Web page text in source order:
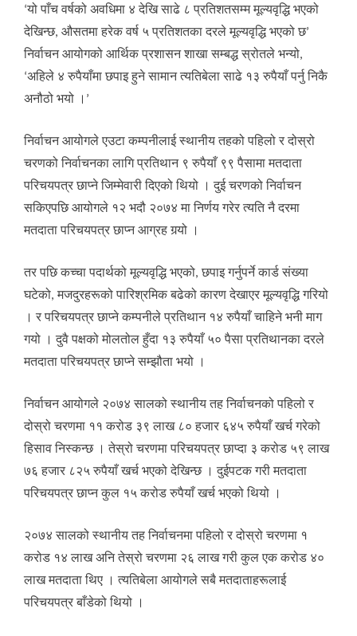
‘यो पाँच वर्षको अवधिमा ४ देखि साढे ८ प्रतिशतसम्म मूल्यवृद्धि भएको
देखिन्छ, औसतमा हरेक वर्ष ५ प्रतिशतका दरले मूल्यवृद्धि भएको छ’
निर्वाचन आयोगको आर्थिक प्रशासन शाखा सम्बद्ध स्रोतले भन्यो,
‘अहिले ४ रुपैयाँमा छपाइ हुने सामान त्यतिबेला साढे १३ रुपैयाँ पर्नु निकै
अनौठो भयो ।’
निर्वाचन आयोगले एउटा कम्पनीलाई स्थानीय तहको पहिलो र दोस्रो
चरणको निर्वाचनका लागि प्रतिथान ९ रुपैयाँ ९९ पैसामा मतदाता
परिचयपत्र छाप्ने जिम्मेवारी दिएको थियो । दुई चरणको निर्वाचन
सकिएपछि आयोगले १२ भदौ २०७४ मा निर्णय गरेर त्यति नै दरमा
मतदाता परिचयपत्र छाप्न आग्रह गर्‍यो ।
तर पछि कच्चा पदार्थको मूल्यवृद्धि भएको, छपाइ गर्नुपर्ने कार्ड संख्या
घटेको, मजदुरहरूको पारिश्रमिक बढेको कारण देखाएर मूल्यवृद्धि गरियो
। र परिचयपत्र छाप्ने कम्पनीले प्रतिथान १४ रुपैयाँ चाहिने भनी माग
गयो । दुवै पक्षको मोलतोल हुँदा १३ रुपैयाँ ५० पैसा प्रतिथानका दरले
मतदाता परिचयपत्र छाप्ने सम्झौता भयो ।
निर्वाचन आयोगले २०७४ सालको स्थानीय तह निर्वाचनको पहिलो र
दोस्रो चरणमा ११ करोड ३९ लाख ८० हजार ६४५ रुपैयाँ खर्च गरेको
हिसाव निस्कन्छ । तेस्रो चरणमा परिचयपत्र छाप्दा ३ करोड ५९ लाख
७६ हजार ८२५ रुपैयाँ खर्च भएको देखिन्छ । दुईपटक गरी मतदाता
परिचयपत्र छाप्न कुल १५ करोड रुपैयाँ खर्च भएको थियो ।
२०७४ सालको स्थानीय तह निर्वाचनमा पहिलो र दोस्रो चरणमा १
करोड १४ लाख अनि तेस्रो चरणमा २६ लाख गरी कुल एक करोड ४०
लाख मतदाता थिए । त्यतिबेला आयोगले सबै मतदाताहरूलाई
परिचयपत्र बाँडेको थियो ।